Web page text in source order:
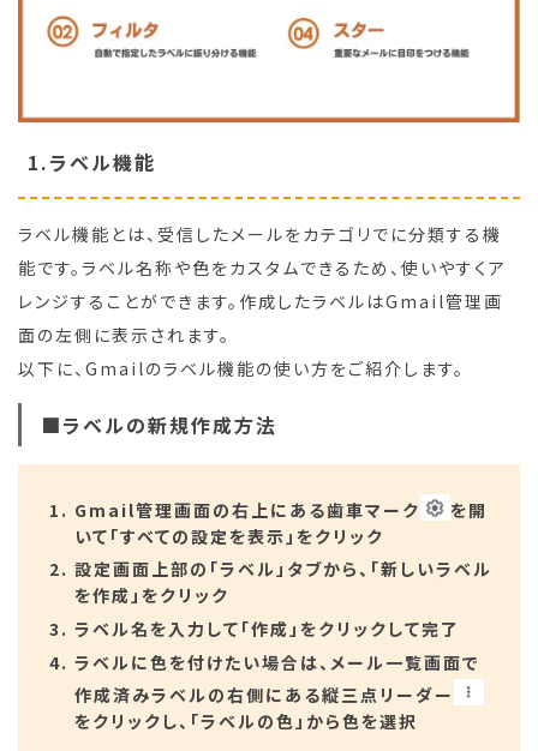
1.ラベル機能
ラベル機能とは、受信したメールをカテゴリでに分類する機
能です。ラベル名称や色をカスタムできるため、使いやすくア
レンジすることができます。作成したラベルはGmail管理画
面の左側に表示されます。
以下に、Gmailのラベル機能の使い方をご紹介します。
■ラベルの新規作成方法
Gmail管理画面の右上にある歯車マーク
を開
いて「すべての設定を表示」をクリック
設定画面上部の「ラベル」タブから、「新しいラベル
を作成」をクリック
ラベル名を入力して「作成」をクリックして完了
ラベルに色を付けたい場合は、メール一覧画面で
作成済みラベルの右側にある縦三点リーダー
をクリックし、「ラベルの色」から色を選択